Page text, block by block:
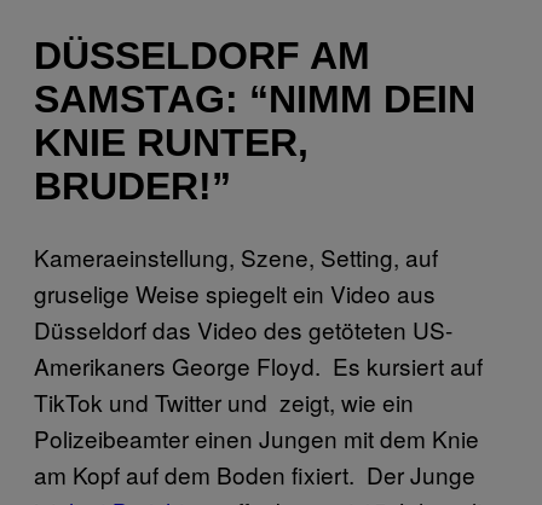
DÜSSELDORF AM
SAMSTAG: “NIMM DEIN
KNIE RUNTER,
BRUDER!”
Kameraeinstellung, Szene, Setting, auf
gruselige Weise spiegelt ein Video aus
Düsseldorf das Video des getöteten US-
Amerikaners George Floyd. Es kursiert auf
TikTok und Twitter und zeigt, wie ein
Polizeibeamter einen Jungen mit dem Knie
am Kopf auf dem Boden fixiert. Der Junge